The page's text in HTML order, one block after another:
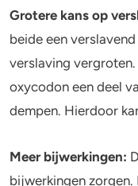
Grotere kans op
beide een
verslaving
oxycodon een deel
dempen. Hierdoor
Meer bijwerkingen:
bijwerkingen